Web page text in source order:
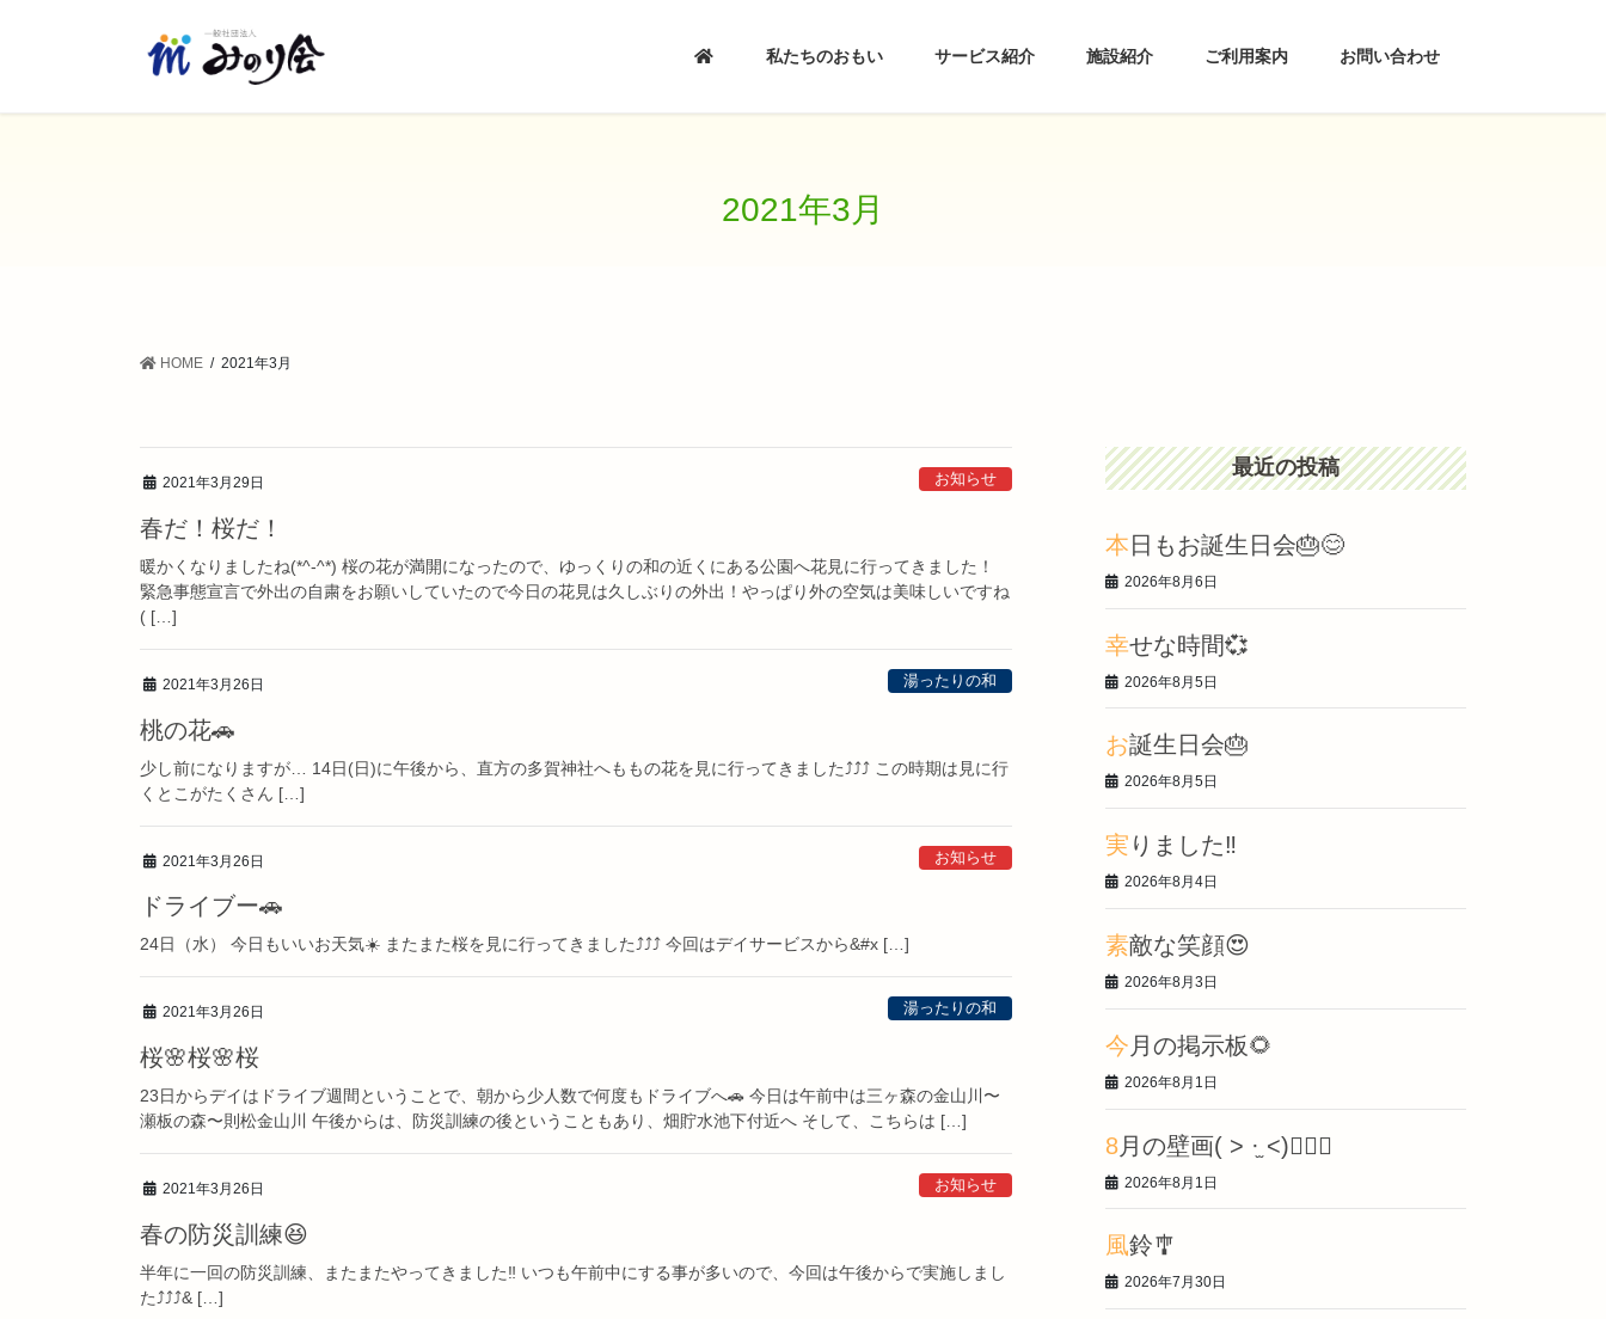
私たちのおもい サービス紹介 施設紹介 ご利用案内 お問い合わせ
2021年3月
HOME 2021年3月
2021年3月29日 お知らせ
春だ！桜だ！
暖かくなりましたね(*^-^*) 桜の花が満開になったので、ゆっくりの和の近くにある公園へ花見に行ってきました！
緊急事態宣言で外出の自粛をお願いしていたので今日の花見は久しぶりの外出！やっぱり外の空気は美味しいですね
( […]
2021年3月26日 湯ったりの和
桃の花🚗
少し前になりますが… 14日(日)に午後から、直方の多賀神社へももの花を見に行ってきました⤴️⤴️⤴️ この時期は見に行
くとこがたくさん […]
2021年3月26日 お知らせ
ドライブー🚗
24日（水） 今日もいいお天気☀️ またまた桜を見に行ってきました⤴️⤴️⤴️ 今回はデイサービスから&#x […]
2021年3月26日 湯ったりの和
桜🌸桜🌸桜
23日からデイはドライブ週間ということで、朝から少人数で何度もドライブへ🚗 今日は午前中は三ヶ森の金山川〜
瀬板の森〜則松金山川 午後からは、防災訓練の後ということもあり、畑貯水池下付近へ そして、こちらは […]
2021年3月26日 お知らせ
春の防災訓練😆
半年に一回の防災訓練、またまたやってきました‼️ いつも午前中にする事が多いので、今回は午後からで実施しまし
た⤴️⤴️⤴& […]
最近の投稿
本日もお誕生日会🎂😊
2026年8月6日
幸せな時間💞
2026年8月5日
お誕生日会🎂
2026年8月5日
実りました‼️
2026年8月4日
素敵な笑顔😍
2026年8月3日
今月の掲示板🌻
2026年8月1日
8月の壁画‎( > ·̫ <)👍🏻🌟
2026年8月1日
風鈴🎐
2026年7月30日